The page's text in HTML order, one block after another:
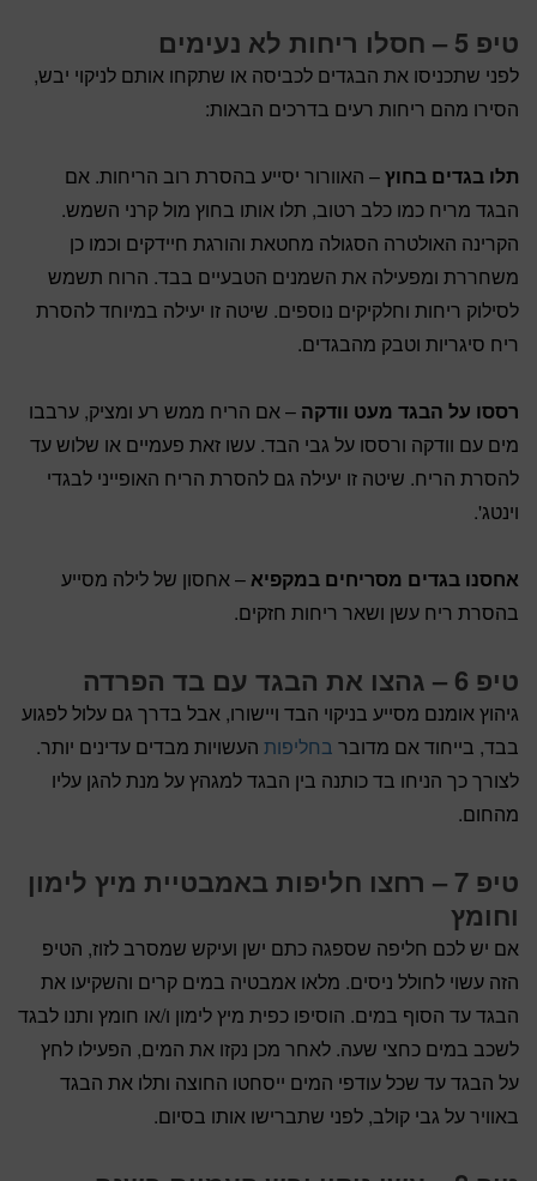
טיפ 5 – חסלו ריחות לא נעימים
לפני שתכניסו את הבגדים לכביסה או שתקחו אותם לניקוי יבש,
הסירו מהם ריחות רעים בדרכים הבאות:
תלו בגדים בחוץ– האוורור יסייע בהסרת רוב הריחות. אם
הבגד מריח כמו כלב רטוב, תלו אותו בחוץ מול קרני השמש.
הקרינה האולטרה הסגולה מחטאת והורגת חיידקים וכמו כן
משחררת ומפעילה את השמנים הטבעיים בבד. הרוח תשמש
לסילוק ריחות וחלקיקים נוספים. שיטה זו יעילה במיוחד להסרת
ריח סיגריות וטבק מהבגדים.
רססו על הבגד מעט וודקה – אם הריח ממש רע ומציק, ערבבו
מים עם וודקה ורססו על גבי הבד. עשו זאת פעמיים או שלוש עד
להסרת הריח. שיטה זו יעילה גם להסרת הריח האופייני לבגדי
וינטג'.
אחסנו בגדים מסריחים במקפיא– אחסון של לילה מסייע
בהסרת ריח עשן ושאר ריחות חזקים.
טיפ 6 – גהצו את הבגד עם בד הפרדה
גיהוץ אומנם מסייע בניקוי הבד ויישורו, אבל בדרך גם עלול לפגוע
בבד, בייחוד אם מדובר בחליפות העשויות מבדים עדינים יותר.
לצורך כך הניחו בד כותנה בין הבגד למגהץ על מנת להגן עליו
מהחום.
טיפ 7 – רחצו חליפות באמבטיית מיץ לימון
וחומץ
אם יש לכם חליפה שספגה כתם ישן ועיקש שמסרב לזוז, הטיפ
הזה עשוי לחולל ניסים. מלאו אמבטיה במים קרים והשקיעו את
הבגד עד הסוף במים. הוסיפו כפית מיץ לימון ו/או חומץ ותנו לבגד
לשכב במים כחצי שעה. לאחר מכן נקזו את המים, הפעילו לחץ
על הבגד עד שכל עודפי המים ייסחטו החוצה ותלו את הבגד
באוויר על גבי קולב, לפני שתברישו אותו בסיום.